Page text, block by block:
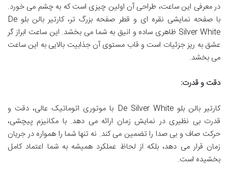
در معرفی این ساعت، طراحی آن اولین چیزی است که به چشم می خورد.
با صفحه نمایشی نقره ای و قطر صفحه بزرگ تر، کارتیر بالن بلو De
Silver White ظاهری ساده و انیق به شما می بخشد. این ساعت ابراز گر
عشق به ریز جزئیات است و قاب مستوی آن جذابیت بالایی به این ساعت
می بخشد.
دقت و قدرت:
کارتیر بالن بلو De Silver White با موتوری اتوماتیک عالی، دقت و
قدرت بی نظیری در نمایش زمان ارائه می دهد. با مکانیزم پیچشی،
حرکت صاف و بی صدا را تضمین می کند. نه تنها شما را همواره در جریان
زمان قرار می دهد، بلکه از لحاظ عملکرد همیشه به شما اعتماد کامل
بخشیده است.